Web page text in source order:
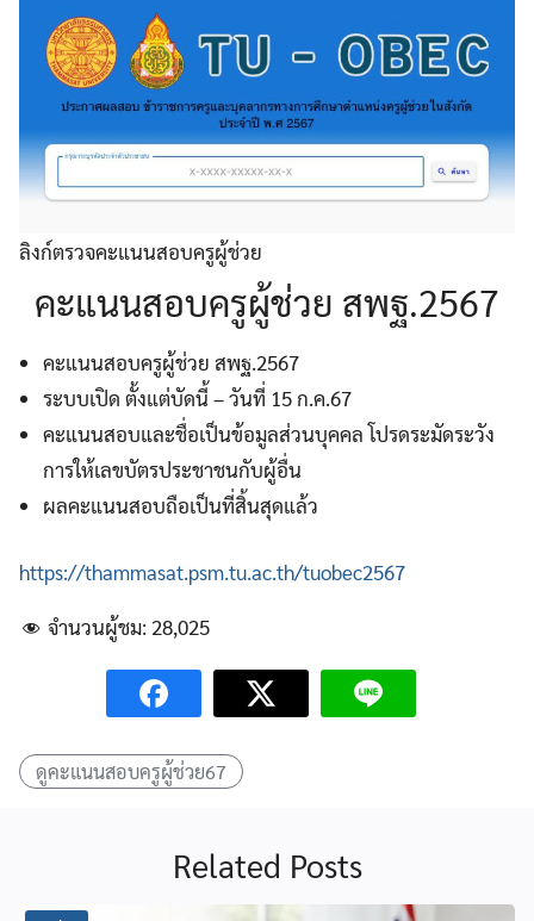
ลิงก์ตรวจคะแนนสอบครูผู้ช่วย
คะแนนสอบครูผู้ช่วย สพฐ.2567
คะแนนสอบครูผู้ช่วย สพฐ.2567
ระบบเปิด ตั้งแต่บัดนี้ – วันที่ 15 ก.ค.67
คะแนนสอบและชื่อเป็นข้อมูลส่วนบุคคล โปรดระมัดระวัง
การให้เลขบัตรประชาชนกับผู้อื่น
ผลคะแนนสอบถือเป็นที่สิ้นสุดแล้ว
https://thammasat.psm.tu.ac.th/tuobec2567
จำนวนผู้ชม: 28,025
ดูคะแนนสอบครูผู้ช่วย67
Related Posts